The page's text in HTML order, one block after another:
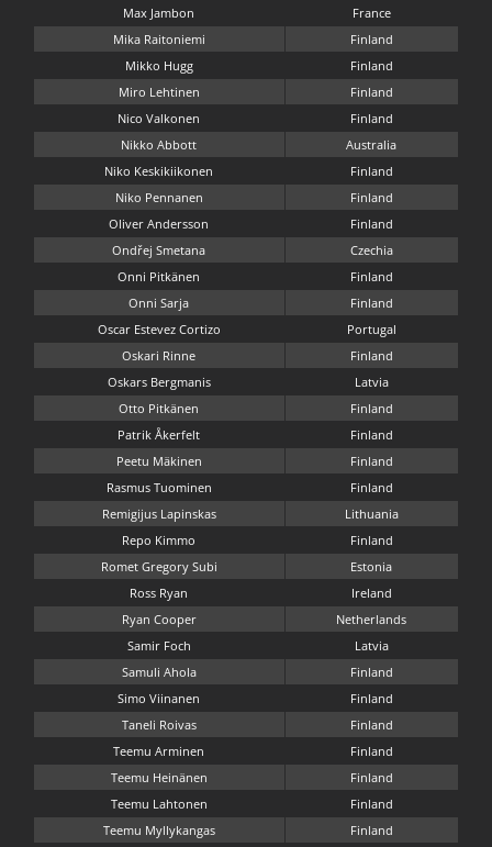
Max Jambon
France
Mika Raitoniemi
Finland
Mikko Hugg
Finland
Miro Lehtinen
Finland
Nico Valkonen
Finland
Nikko Abbott
Australia
Niko Keskikiikonen
Finland
Niko Pennanen
Finland
Oliver Andersson
Finland
Ondřej Smetana
Czechia
Onni Pitkänen
Finland
Onni Sarja
Finland
Oscar Estevez Cortizo
Portugal
Oskari Rinne
Finland
Oskars Bergmanis
Latvia
Otto Pitkänen
Finland
Patrik Åkerfelt
Finland
Peetu Mäkinen
Finland
Rasmus Tuominen
Finland
Remigijus Lapinskas
Lithuania
Repo Kimmo
Finland
Romet Gregory Subi
Estonia
Ross Ryan
Ireland
Ryan Cooper
Netherlands
Samir Foch
Latvia
Samuli Ahola
Finland
Simo Viinanen
Finland
Taneli Roivas
Finland
Teemu Arminen
Finland
Teemu Heinänen
Finland
Teemu Lahtonen
Finland
Teemu Myllykangas
Finland